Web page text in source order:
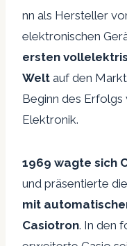
nn als Hersteller
elektronischen
ersten
Welt auf den
Beginn des Erfolgs
Elektronik.
1969 wagte sich
und präsentierte die
mit
Casiotron. In den